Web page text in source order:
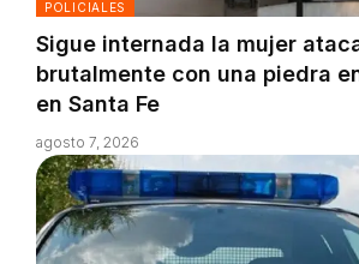
POLICIALES
Sigue internada la mujer
brutalmente con una piedra
en Santa Fe
agosto 7, 2026